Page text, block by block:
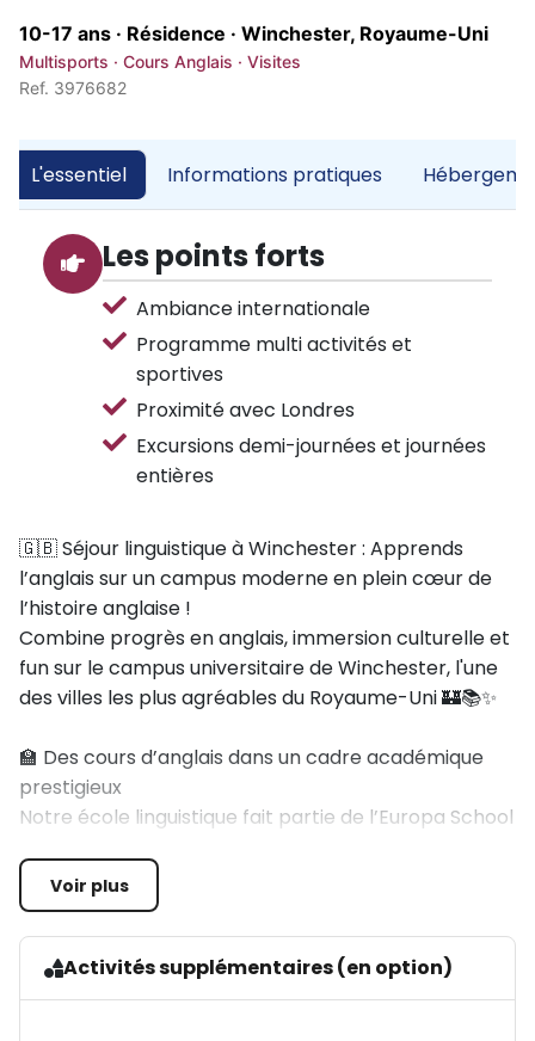
10-17 ans · Résidence · Winchester, Royaume-Uni
Multisports · Cours Anglais · Visites
Ref. 3976682
L'essentiel Informations pratiques
Les points forts
Ambiance internationale
Programme multi activités et
sportives
Proximité avec Londres
Excursions demi-journées et journées
entières
🇬🇧 Séjour linguistique à Winchester : Apprends
l’anglais sur un campus moderne en plein cœur de
l’histoire anglaise !
Combine progrès en anglais, immersion culturelle et
fun sur le campus universitaire de Winchester, l'une
des villes les plus agréables du Royaume-Uni 🏰📚✨
🏫 Des cours d’anglais dans un cadre académique
prestigieux
Notre école linguistique fait partie de l’Europa School
qualité pour l’enseignement de l’anglais au
Royaume-Uni.
Les cours ont lieu sur le campus moderne de
l’Université King Alfred à Winchester, dans des salles
de classe spacieuses et lumineuses.
Voir plus
Activités supplémentaires (en option)